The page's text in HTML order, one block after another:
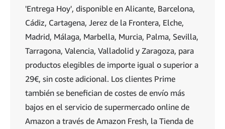
'Entrega Hoy', disponible en Alicante, Barcelona,
Cádiz, Cartagena, Jerez de la Frontera, Elche,
Madrid, Málaga, Marbella, Murcia, Palma, Sevilla,
Tarragona, Valencia, Valladolid y Zaragoza, para
productos elegibles de importe igual o superior a
29€, sin coste adicional. Los clientes Prime
también se benefician de costes de envío más
bajos en el servicio de supermercado online de
Amazon a través de Amazon Fresh, la Tienda de